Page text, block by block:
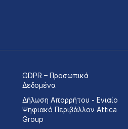
GDPR – Προσωπικά
Δεδομένα
Δήλωση Απορρήτου - Ενιαίο
Ψηφιακό Περιβάλλον Attica
Group